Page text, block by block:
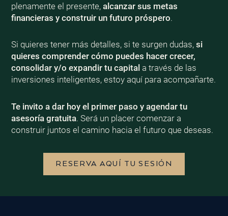
plenamente el presente, alcanzar sus metas
financieras y construir un futuro próspero.
Si quieres tener más detalles, si te surgen dudas, si
quieres comprender cómo puedes hacer crecer,
consolidar y/o expandir tu capital a través de las
inversiones inteligentes, estoy aquí para acompañarte.
Te invito a dar hoy el primer paso y agendar tu
asesoría gratuita. Será un placer comenzar a
construir juntos el camino hacia el futuro que deseas.
RESERVA AQUÍ TU SESIÓN